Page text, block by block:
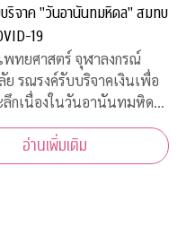
ริจาค "วันอานันทมหิดล" สมทบ
19
ทยศาสตร์ จุฬาลงกรณ์
รณรงค์รับบริจาคเงินเพื่อ
ลึกเนื่องในวันอานันทมหิดล
รรคต ร.8 ผู้พระราชทาน
ทย์จุฬาฯ” พร้อมทั้งเชิญ
ชนสั่งจองเสื้อยืดที่ระลึก ราย
อ่านเพิ่มเติม